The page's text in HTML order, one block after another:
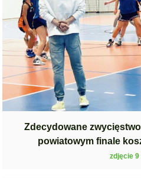
Zdecydowane
powiatowym finale
zdjęcie 9